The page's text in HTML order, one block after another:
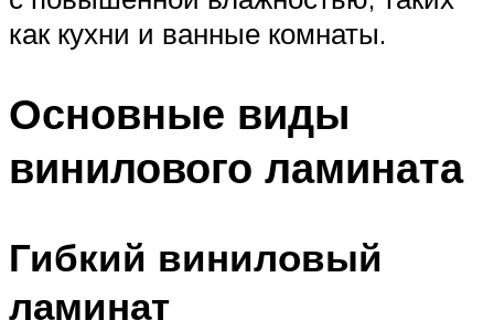
как кухни и ванные комнаты.
Основные виды
винилового ламината
Гибкий виниловый
ламинат